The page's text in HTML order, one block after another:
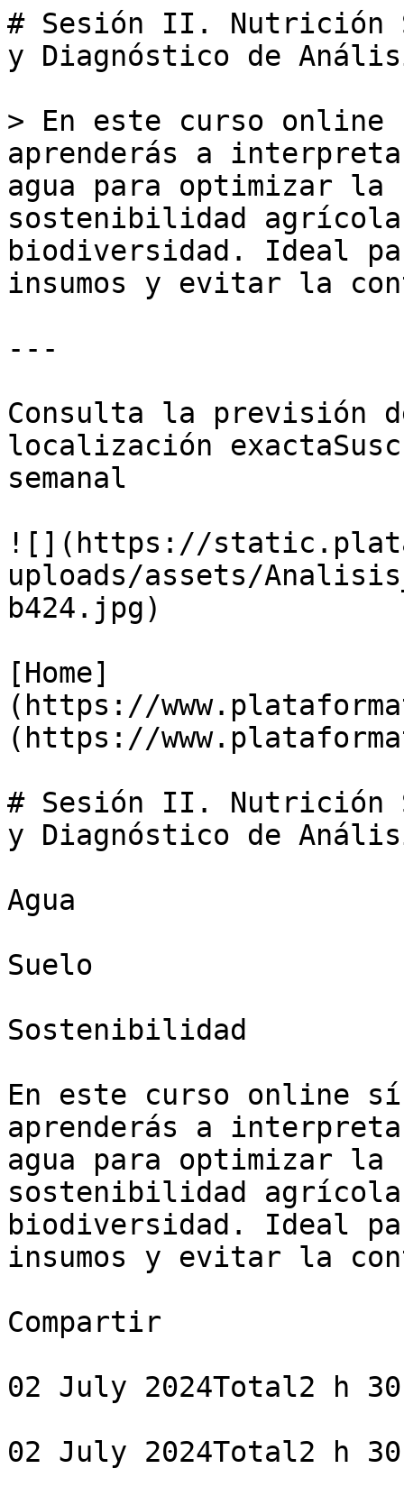
# Sesión II. Nutrición
y Diagnóstico de
> En este curso online
aprenderás a
agua para optimizar
sostenibilidad
biodiversidad. Ideal
insumos y evitar la
---
Consulta la previsión
localización
semanal
![](https://
uploads/assets/
b424.jpg)
[Home]
(https://
(https://
# Sesión II. Nutrición
y Diagnóstico de
Agua
Suelo
Sostenibilidad
En este curso online
aprenderás a
agua para optimizar
sostenibilidad
biodiversidad. Ideal
insumos y evitar la
Compartir
02 July 2024Total2 h
02 July 2024Total2 h